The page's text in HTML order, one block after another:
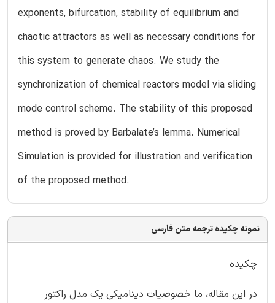
exponents, bifurcation, stability of equilibrium and
chaotic attractors as well as necessary conditions for
this system to generate chaos. We study the
synchronization of chemical reactors model via sliding
mode control scheme. The stability of this proposed
method is proved by Barbalate’s lemma. Numerical
Simulation is provided for illustration and verification
of the proposed method.
نمونه چکیده ترجمه متن فارسی
چکیده
در این مقاله، ما خصوصیات دینامیکی یک مدل راکتور